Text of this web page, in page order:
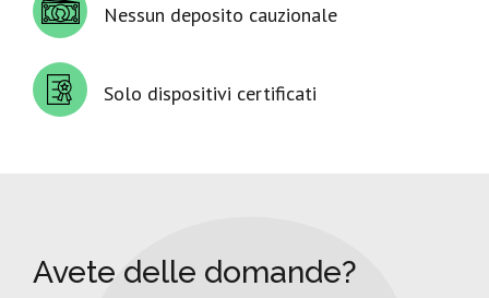
Nessun deposito cauzionale
Solo dispositivi certificati
Avete delle domande?